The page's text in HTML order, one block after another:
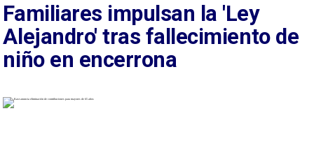
Familiares impulsan la 'Ley
Alejandro' tras fallecimiento de
niño en encerrona